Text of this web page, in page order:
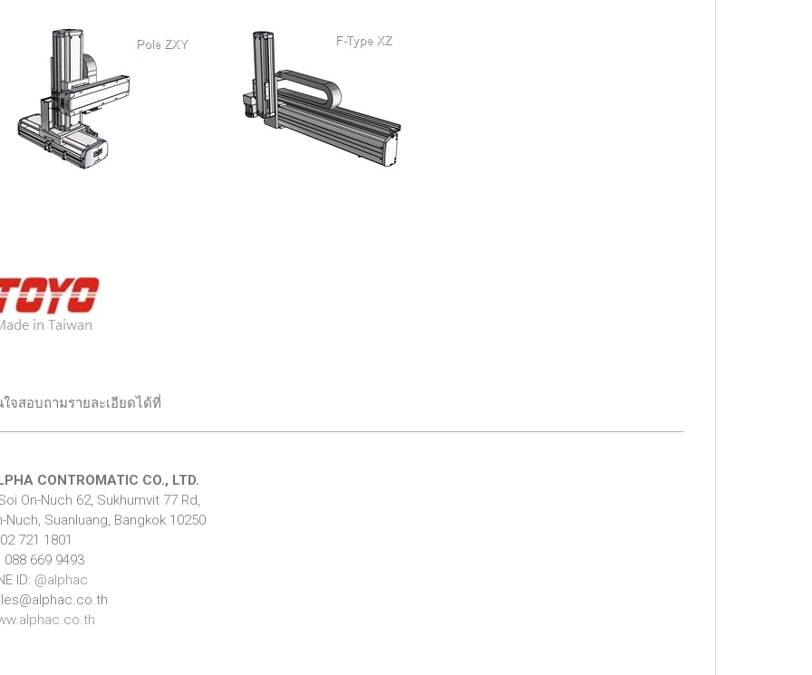
ใจสอบถามรายละเอียดได้ที่
CONTROMATIC CO., LTD.
On-Nuch 62, Sukhumvit 77 Rd,
Nuch, Suanluang, Bangkok 10250
721 1801
088 669 9493
ID: @alphac